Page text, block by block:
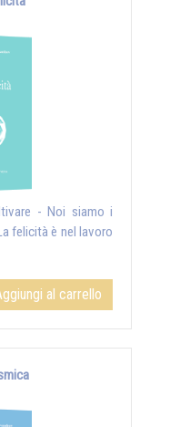
- Noi siamo i
felicità è nel lavoro
al carrello